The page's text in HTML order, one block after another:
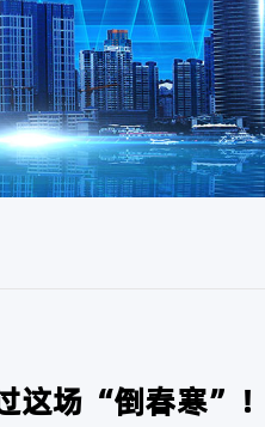
这场“倒春寒”！